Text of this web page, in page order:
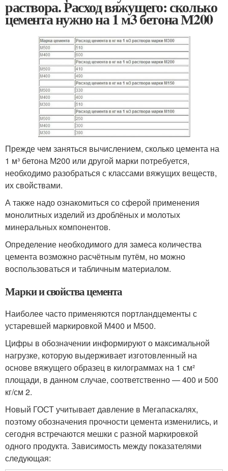
раствора. Расход вяжущего: сколько
цемента нужно на 1 м3 бетона М200
Прежде чем заняться вычислением, сколько цемента на
1 м³ бетона М200 или другой марки потребуется,
необходимо разобраться с классами вяжущих веществ,
их свойствами.
А также надо ознакомиться со сферой применения
монолитных изделий из дроблёных и молотых
минеральных компонентов.
Определение необходимого для замеса количества
цемента возможно расчётным путём, но можно
воспользоваться и табличным материалом.
Марки и свойства цемента
Наиболее часто применяются портландцементы с
устаревшей маркировкой М400 и М500.
Цифры в обозначении информируют о максимальной
нагрузке, которую выдерживает изготовленный на
основе вяжущего образец в килограммах на 1 см²
площади, в данном случае, соответственно — 400 и 500
кг/см 2.
Новый ГОСТ учитывает давление в Мегапаскалях,
поэтому обозначения прочности цемента изменились, и
сегодня встречаются мешки с разной маркировкой
одного продукта. Зависимость между показателями
следующая: